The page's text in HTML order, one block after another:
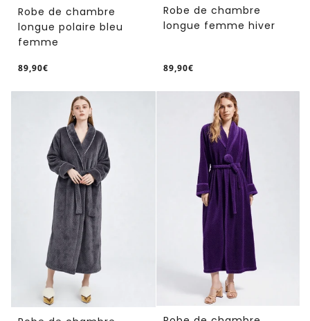
Robe de chambre
longue polaire bleu
femme
89,90€
normal
/
PRIX
Robe de chambre
longue femme hiver
89,90€
normal
/
PRIX